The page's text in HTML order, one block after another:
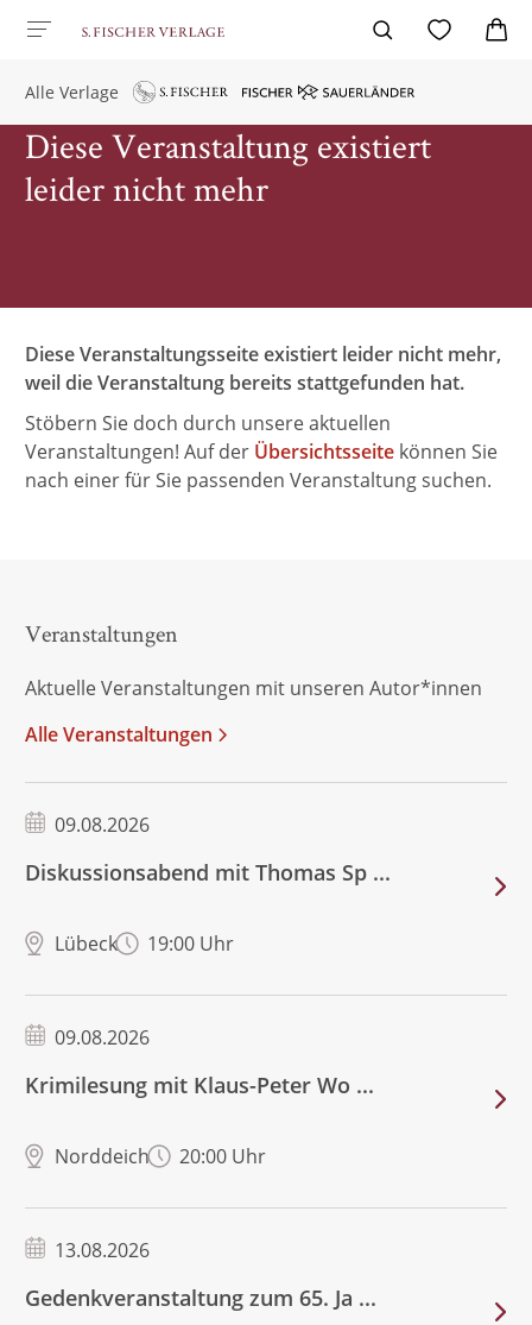
Alle Verlage
Diese Veranstaltung existiert
leider nicht mehr
Diese Veranstaltungsseite existiert leider nicht mehr,
weil die Veranstaltung bereits stattgefunden hat.
Stöbern Sie doch durch unsere aktuellen
Veranstaltungen! Auf der Übersichtsseite können Sie
nach einer für Sie passenden Veranstaltung suchen.
Veranstaltungen
Aktuelle Veranstaltungen mit unseren Autor*innen
Alle Veranstaltungen
09.08.2026
Diskussionsabend mit Thomas Sp ...
Lübeck 19:00 Uhr
09.08.2026
Krimilesung mit Klaus-Peter Wo ...
Norddeich 20:00 Uhr
13.08.2026
Gedenkveranstaltung zum 65. Ja ...